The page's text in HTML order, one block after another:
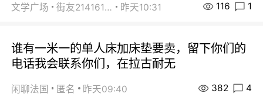
文学广场 街友21416156 昨天10:31 116 1
谁有一米一的单人床加床垫要卖，留下你们的
电话我会联系你们，在拉古耐无
闲聊法国 匿名 昨天09:40 382 4